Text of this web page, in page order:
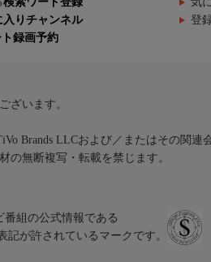
入りチャンネル 登
ト録画予約
ざいます。
Brands LLCおよび／またはその関連
の無断複写・転載を禁じます。
番組の公式情報である
記が許されているマークです。